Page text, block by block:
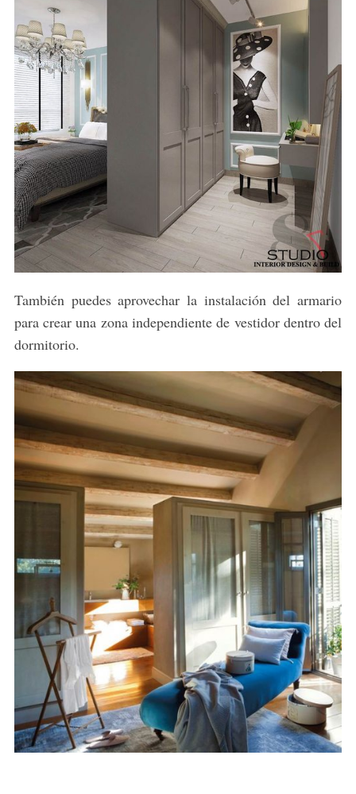
También puedes aprovechar la instalación del armario
para crear una zona independiente de vestidor dentro del
dormitorio.